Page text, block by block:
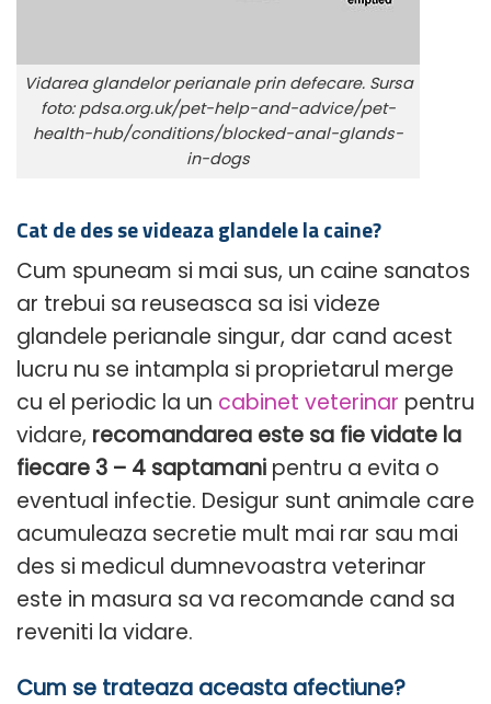
Vidarea glandelor perianale prin defecare. Sursa
foto: pdsa.org.uk/pet-help-and-advice/pet-
health-hub/conditions/blocked-anal-glands-
in-dogs
Cat de des se videaza glandele la caine?
Cum spuneam si mai sus, un caine sanatos
ar trebui sa reuseasca sa isi videze
glandele perianale singur, dar cand acest
lucru nu se intampla si proprietarul merge
cu el periodic la un cabinet veterinar pentru
vidare, recomandarea este sa fie vidate la
fiecare 3 – 4 saptamani pentru a evita o
eventual infectie. Desigur sunt animale care
acumuleaza secretie mult mai rar sau mai
des si medicul dumnevoastra veterinar
este in masura sa va recomande cand sa
reveniti la vidare.
Cum se trateaza aceasta afectiune?